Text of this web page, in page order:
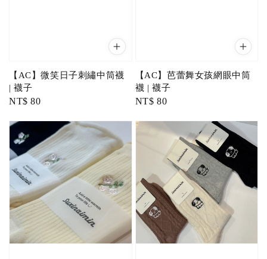
【AC】微笑日子刺繡中筒襪
| 襪子
Regular
NT$ 80
【AC】芭蕾舞女孩網眼中筒
襪 | 襪子
Regular
NT$ 80